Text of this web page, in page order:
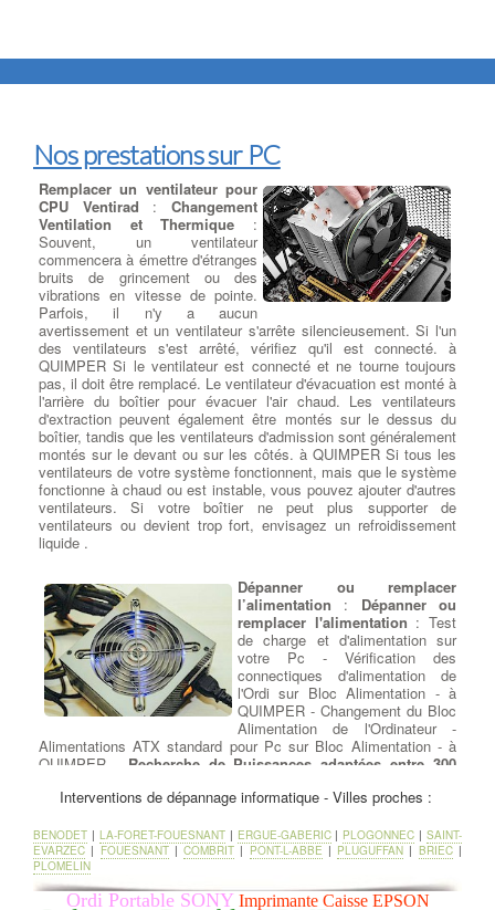
Nos prestations sur PC
Remplacer un ventilateur pour
CPU Ventirad :Changement
Ventilation et Thermique :
Souvent, un ventilateur
commencera à émettre d'étranges
bruits de grincement ou des
vibrations en vitesse de pointe.
Parfois, il n'y a aucun
avertissement et un ventilateur s'arrête silencieusement. Si l'un
des ventilateurs s'est arrêté, vérifiez qu'il est connecté. à
QUIMPER Si le ventilateur est connecté et ne tourne toujours
pas, il doit être remplacé. Le ventilateur d'évacuation est monté à
l'arrière du boîtier pour évacuer l'air chaud. Les ventilateurs
d'extraction peuvent également être montés sur le dessus du
boîtier, tandis que les ventilateurs d'admission sont généralement
montés sur le devant ou sur les côtés. à QUIMPER Si tous les
ventilateurs de votre système fonctionnent, mais que le système
fonctionne à chaud ou est instable, vous pouvez ajouter d'autres
ventilateurs. Si votre boîtier ne peut plus supporter de
ventilateurs ou devient trop fort, envisagez un refroidissement
liquide .
Dépanner ou remplacer
l’alimentation : Dépanner ou
remplacer l'alimentation : Test
de charge et d'alimentation sur
votre Pc - Vérification des
connectiques d'alimentation de
l'Ordi sur Bloc Alimentation - à
QUIMPER - Changement du Bloc
Alimentation de l'Ordinateur -
Alimentations ATX standard pour Pc sur Bloc Alimentation - à
QUIMPER - Recherche de Puissances adaptées entre 300
pour PC sur Bloc Alimentation - à QUIMPER - Nettoyage de la
Ajouter ou Remplacer les
barettes mémoires
Barrettes Mémoires: Toujours
Interventions de dépannage informatique - Villes proches :
BENODET | LA-FORET-FOUESNANT| ERGUE-GABERIC| PLOGONNEC | SAINT-
EVARZEC | FOUESNANT|COMBRIT | PONT-L-ABBE | PLUGUFFAN | BRIEC|
PLOMELIN
Ordi Portable SONY Imprimante Caisse EPSON